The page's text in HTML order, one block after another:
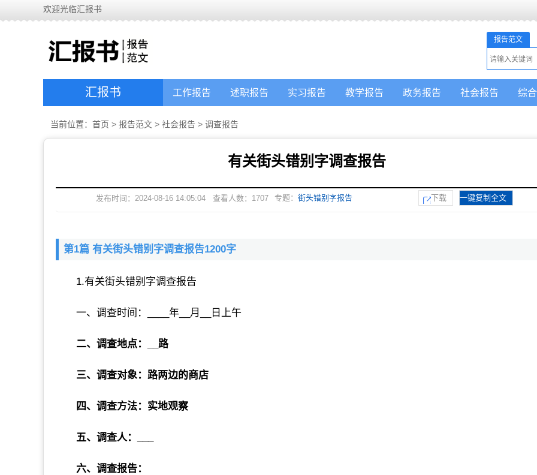
欢迎光临汇报书
报告范文
汇报书 工作报告 述职报告 实习报告 教学报告 政务报告 社会报告 综
当前位置： 首页 > 报告范文 > 社会报告 > 调查报告
有关街头错别字调查报告
发布时间：2024-08-16 14:05:04 查看人数： 1707 专题： 街头错别字报告 下载 一键复制全文
第1篇 有关街头错别字调查报告1200字
1.有关街头错别字调查报告
一、调查时间：____年__月__日上午
二、调查地点：__路
三、调查对象：路两边的商店
四、调查方法：实地观察
五、调查人：___
六、调查报告：